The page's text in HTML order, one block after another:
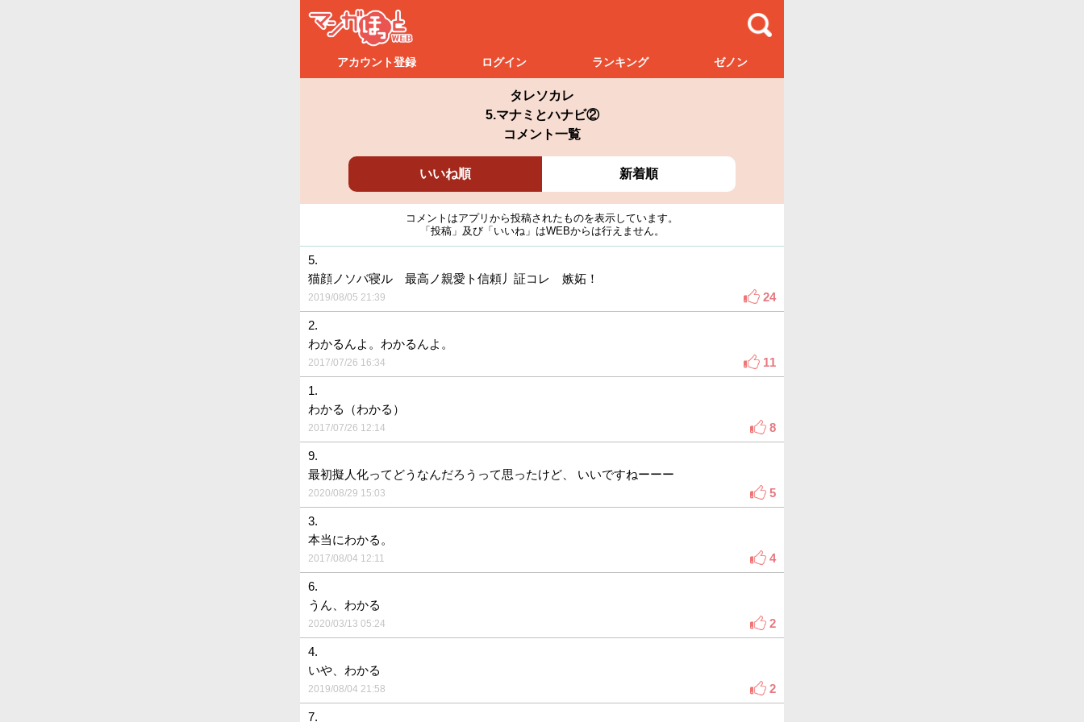
アカウント登録 ログイン ランキング ゼノン
タレソカレ
5.マナミとハナビ②
コメント一覧
いいね順 新着順
コメントはアプリから投稿されたものを表示しています。
「投稿」及び「いいね」はWEBからは行えません。
5.
猫顔ノソバ寝ル 最高ノ親愛ト信頼丿証コレ 嫉妬！
2019/08/05 21:39 24
2.
わかるんよ。わかるんよ。
2017/07/26 16:34 11
1.
わかる（わかる）
2017/07/26 12:14 8
9.
最初擬人化ってどうなんだろうって思ったけど、 いいですねーーー
2020/08/29 15:03 5
3.
本当にわかる。
2017/08/04 12:11 4
6.
うん、わかる
2020/03/13 05:24 2
4.
いや、わかる
2019/08/04 21:58 2
7.